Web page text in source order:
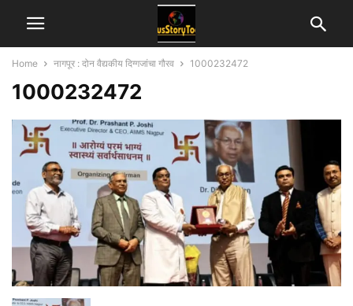
Home नागपूर : दोन वैद्यकीय दिग्गजांचा गौरव 1000232472
1000232472